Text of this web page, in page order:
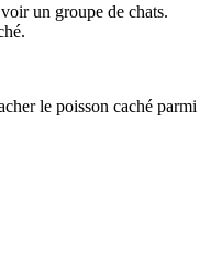
un groupe de chats.
le poisson caché parmi